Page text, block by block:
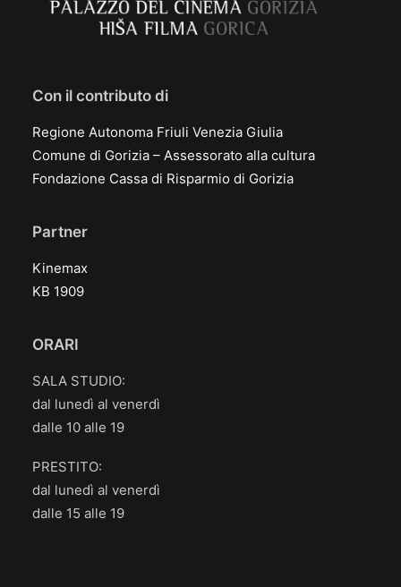
Con il contributo di
Regione Autonoma Friuli Venezia Giulia
Comune di Gorizia – Assessorato alla cultura
Fondazione Cassa di Risparmio di Gorizia
Partner
Kinemax
KB 1909
ORARI
SALA STUDIO:
dal lunedì al venerdì
dalle 10 alle 19
PRESTITO:
dal lunedì al venerdì
dalle 15 alle 19